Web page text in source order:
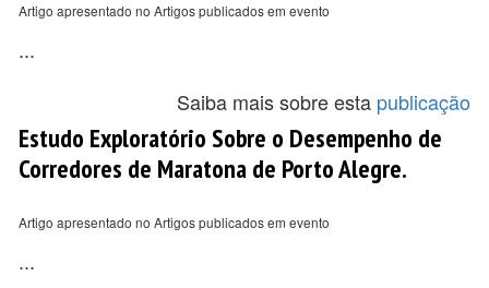
Artigo apresentado no Artigos publicados em evento
...
Saiba mais sobre esta publicação
Estudo Exploratório Sobre o Desempenho de
Corredores de Maratona de Porto Alegre.
Artigo apresentado no Artigos publicados em evento
...